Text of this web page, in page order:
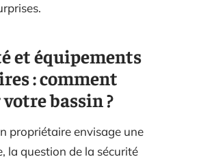
et équipements
: comment
bassin ?
propriétaire envisage une
la question de la sécurité